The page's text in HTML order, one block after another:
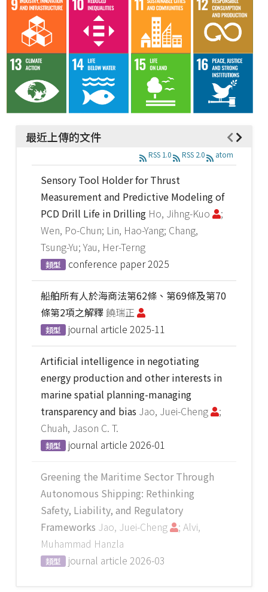
最近上傳的文件
RSS 1.0 RSS 2.0 atom
Sensory Tool Holder for Thrust
Measurement and Predictive Modeling of
PCD Drill Life in Drilling Ho, Jihng-Kuo
;
Wen, Po-Chun; Lin, Hao-Yang; Chang,
Tsung-Yu; Yau, Her-Terng
類型 conference paper2025
船舶所有人於海商法第62條、第69條及第70
條第2項之解釋饒瑞正
類型 journal article 2025-11
Artificial intelligence in negotiating
energy production and other interests in
marine spatial planning-managing
transparency and bias Jao, Juei-Cheng
;
Chuah, Jason C. T.
類型 journal article 2026-01
Greening the Maritime Sector Through
Autonomous Shipping: Rethinking
Safety, Liability, and Regulatory
Frameworks Jao, Juei-Cheng
; Alvi,
Muhammad Hanzla
類型 journal article 2026-03